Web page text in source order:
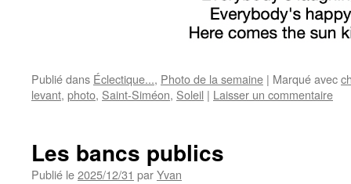
Publié dans Éclectique..., Photo de la semaine | Marqué avec
levant, photo, Saint-Siméon, Soleil | Laisser un commentaire
Les bancs publics
Publié le2025/12/31 parYvan